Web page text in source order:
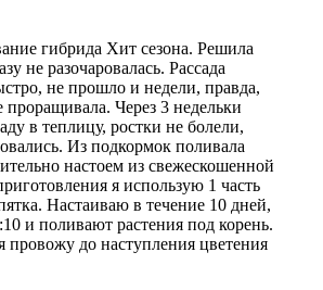
гибрида Хит сезона. Решила
не разочаровалась. Рассада
не прошло и недели, правда,
проращивала. Через 3 недельки
в теплицу, ростки не болели,
Из подкормок поливала
настоем из свежескошенной
я использую 1 часть
Настаиваю в течение 10 дней,
и поливают растения под корень.
провожу до наступления цветения